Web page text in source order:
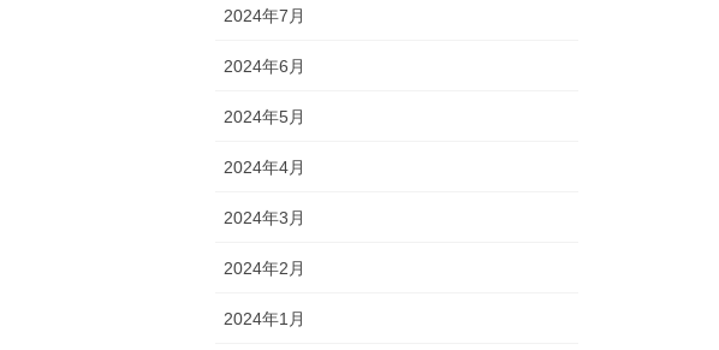
2024年7月
2024年6月
2024年5月
2024年4月
2024年3月
2024年2月
2024年1月